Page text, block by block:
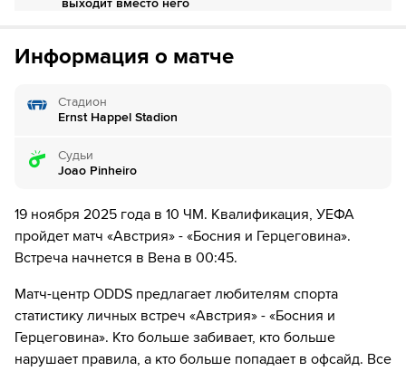
выходит вместо него
выходит вместо него
69´
Австрия делает замену. Филипп Мвене уходит с
поля, а Стефан Пош выходит на его замену.
71´
Эмир Карич уходит с поля. Нихад Муякич выходит
вместо него
77´ГОЛ!
77´ Г О О О О Л - Михаэль Грегорич бьет в цель!
выходит вместо него
84´
Arjan Malic уходит с поля. Самед Баздар выходит
вместо него
Информация о матче
Стадион
Ernst Happel Stadion
Судьи
Joao Pinheiro
19 ноября 2025 года в 10 ЧМ. Квалификация, УЕФА
пройдет матч «Австрия» - «Босния и Герцеговина».
Встреча начнется в Вена в 00:45.
Матч-центр ODDS предлагает любителям спорта
статистику личных встреч «Австрия» - «Босния и
Герцеговина». Кто больше забивает, кто больше
нарушает правила, а кто больше попадает в офсайд. Все